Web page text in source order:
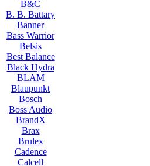
B&C
B. B. Battary
Banner
Bass Warrior
Belsis
Best Balance
Black Hydra
BLAM
Blaupunkt
Bosch
Boss Audio
BrandX
Brax
Brulex
Cadence
Calcell